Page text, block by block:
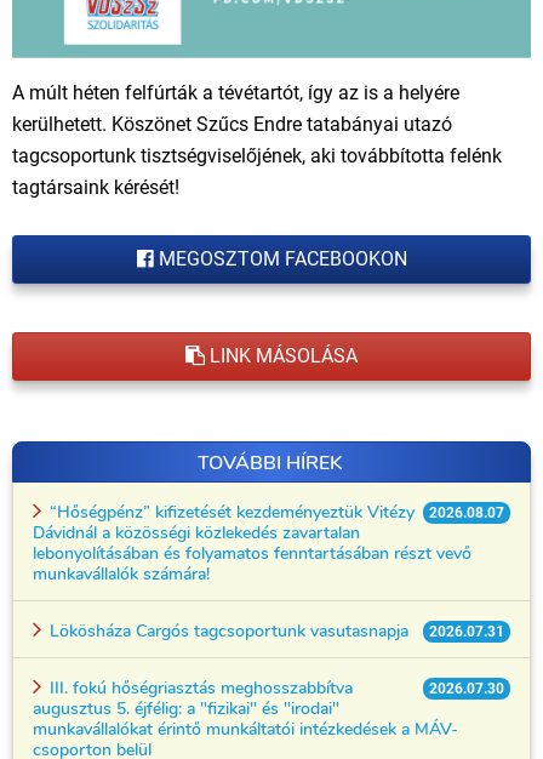
A múlt héten felfúrták a tévétartót, így az is a helyére
kerülhetett. Köszönet Szűcs Endre tatabányai utazó
tagcsoportunk tisztségviselőjének, aki továbbította felénk
tagtársaink kérését!
MEGOSZTOM FACEBOOKON
LINK MÁSOLÁSA
TOVÁBBI HÍREK
2026.08.07
“Hőségpénz” kifizetését kezdeményeztük Vitézy
Dávidnál a közösségi közlekedés zavartalan
lebonyolításában és folyamatos fenntartásában részt vevő
munkavállalók számára!
2026.07.31
Lökösháza Cargós tagcsoportunk vasutasnapja
2026.07.30
III. fokú hőségriasztás meghosszabbítva
augusztus 5. éjfélig: a "fizikai" és "irodai"
munkavállalókat érintő munkáltatói intézkedések a MÁV-
csoporton belül